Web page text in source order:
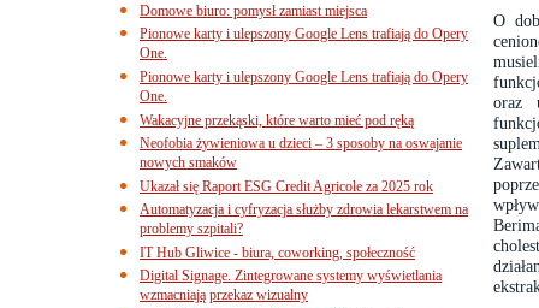
O
oraz
Domowe biuro: pomysł zamiast miejsca
Pionowe karty i ulepszony Google Lens trafiają do Opery
One.
Pionowe karty i ulepszony Google Lens trafiają do Opery
One.
Wakacyjne przekąski, które warto mieć pod ręką
Neofobia żywieniowa u dzieci – 3 sposoby na oswajanie
nowych smaków
Ukazał się Raport ESG Credit Agricole za 2025 rok
Automatyzacja i cyfryzacja służby zdrowia lekarstwem na
problemy szpitali?
IT Hub Gliwice - biura, coworking, społeczność
Digital Signage. Zintegrowane systemy wyświetlania
wzmacniają przekaz wizualny